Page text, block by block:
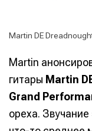
Martin DE
Martin
гитары Martin
Grand
ореха.